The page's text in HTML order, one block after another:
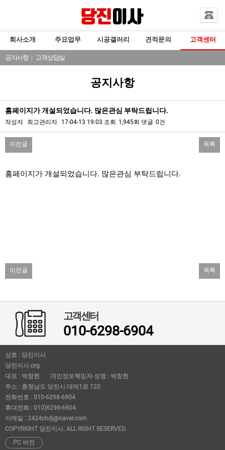
회사소개 주요업무 시공갤러리 견적문의 고객센터
공지사항| 고객상담실
공지사항
홈페이지가 개설되었습니다. 많은관심 부탁드립니다.
작성자 최고관리자 17-04-13 19:03 조회 1,945회 댓글 0건
이전글 목록
홈페이지가 개설되었습니다. 많은관심 부탁드립니다.
이전글 목록
고객센터
010-6298-6904
상호 : 당진이사
당진이사.org
대표 : 박창현
개인정보책임자 성명 : 박창현
주소 : 충청남도 당진시 대덕1로 120
전화번호 : 010-6298-6904
휴대전화 : 010)6298-6904
이메일 : 2424chdj@naver.com
COPYRIGHT 당진이사. ALL RIGHT RESERVED.
PC 버전